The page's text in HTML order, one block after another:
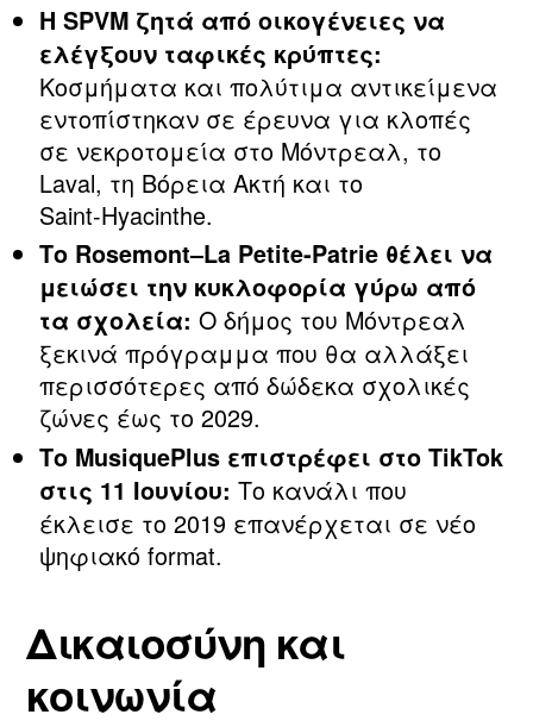
Η SPVM ζητά από οικογένειες να
ελέγξουν ταφικές κρύπτες:
Κοσμήματα και πολύτιμα αντικείμενα
εντοπίστηκαν σε έρευνα για κλοπές
σε νεκροτομεία στο Μόντρεαλ, το
Laval, τη Βόρεια Ακτή και το
Saint‑Hyacinthe.
Το Rosemont–La Petite‑Patrie θέλει να
μειώσει την κυκλοφορία γύρω από
τα σχολεία: Ο δήμος του Μόντρεαλ
ξεκινά πρόγραμμα που θα αλλάξει
περισσότερες από δώδεκα σχολικές
ζώνες έως το 2029.
Το MusiquePlus επιστρέφει στο TikTok
στις 11 Ιουνίου: Το κανάλι που
έκλεισε το 2019 επανέρχεται σε νέο
ψηφιακό format.
Δικαιοσύνη και
κοινωνία